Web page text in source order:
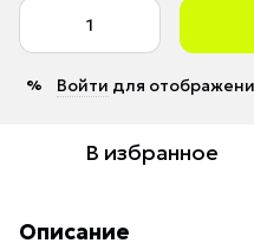
% Войти для
В избранное
Описание